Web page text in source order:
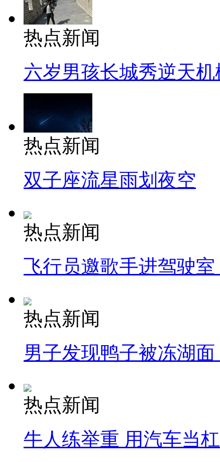
热点新闻
六岁男孩长城秀逆天机
热点新闻
双子座流星雨划夜空
热点新闻
飞行员邀歌手进驾驶
热点新闻
男子发现鸭子被冻湖
热点新闻
牛人练举重 用汽车当